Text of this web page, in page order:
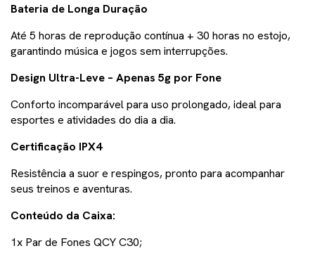
Bateria de Longa Duração
Até 5 horas de reprodução contínua + 30 horas no estojo,
garantindo música e jogos sem interrupções.
Design Ultra-Leve – Apenas 5g por Fone
Conforto incomparável para uso prolongado, ideal para
esportes e atividades do dia a dia.
Certificação IPX4
Resistência a suor e respingos, pronto para acompanhar
seus treinos e aventuras.
Conteúdo da Caixa:
1x Par de Fones QCY C30;